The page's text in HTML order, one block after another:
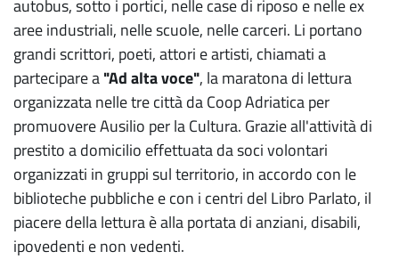
autobus, sotto i portici, nelle case di riposo e nelle ex
aree industriali, nelle scuole, nelle carceri. Li portano
grandi scrittori, poeti, attori e artisti, chiamati a
partecipare a"Ad alta voce", la maratona di lettura
organizzata nelle tre città da Coop Adriatica per
promuovere Ausilio per la Cultura. Grazie all'attività di
prestito a domicilio effettuata da soci volontari
organizzati in gruppi sul territorio, in accordo con le
biblioteche pubbliche e con i centri del Libro Parlato, il
piacere della lettura è alla portata di anziani, disabili,
ipovedenti e non vedenti.